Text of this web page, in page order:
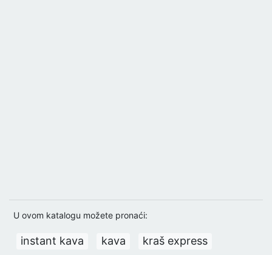
U ovom katalogu možete pronaći:
instant kava kava
kraš express